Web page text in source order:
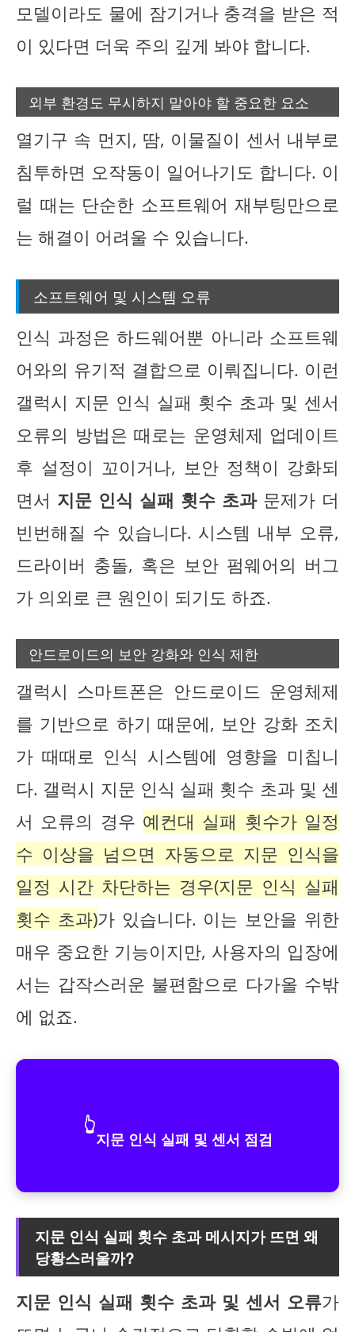
모델이라도 물에 잠기거나 충격을 받은 적
이 있다면 더욱 주의 깊게 봐야 합니다.
외부 환경도 무시하지 말아야 할 중요한 요소
열기구 속 먼지, 땀, 이물질이 센서 내부로
침투하면 오작동이 일어나기도 합니다. 이
럴 때는 단순한 소프트웨어 재부팅만으로
는 해결이 어려울 수 있습니다.
소프트웨어 및 시스템 오류
인식 과정은 하드웨어뿐 아니라 소프트웨
어와의 유기적 결합으로 이뤄집니다. 이런
갤럭시 지문 인식 실패 횟수 초과 및 센서
오류의 방법은 때로는 운영체제 업데이트
후 설정이 꼬이거나, 보안 정책이 강화되
면서 지문 인식 실패 횟수 초과문제가 더
빈번해질 수 있습니다. 시스템 내부 오류,
드라이버 충돌, 혹은 보안 펌웨어의 버그
가 의외로 큰 원인이 되기도 하죠.
안드로이드의 보안 강화와 인식 제한
갤럭시 스마트폰은 안드로이드 운영체제
를 기반으로 하기 때문에, 보안 강화 조치
가 때때로 인식 시스템에 영향을 미칩니
다. 갤럭시 지문 인식 실패 횟수 초과 및 센
서 오류의 경우 예컨대 실패 횟수가 일정
수 이상을 넘으면 자동으로 지문 인식을
일정 시간 차단하는 경우(지문 인식 실패
횟수 초과)가 있습니다. 이는 보안을 위한
매우 중요한 기능이지만, 사용자의 입장에
서는 갑작스러운 불편함으로 다가올 수밖
에 없죠.
👆
지문 인식 실패 및 센서 점검
지문 인식 실패 횟수 초과 메시지가 뜨면 왜
당황스러울까?
지문 인식 실패 횟수 초과 및 센서 오류가